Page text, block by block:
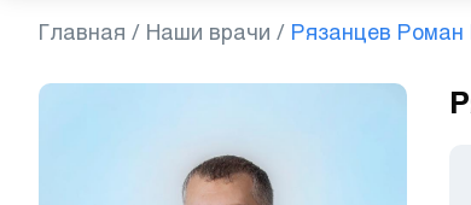
Главная / Наши врачи / Рязанцев Роман